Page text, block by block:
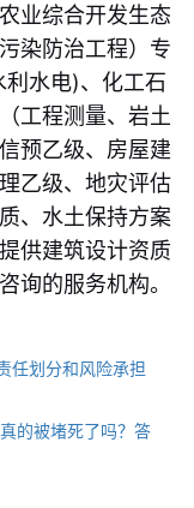
业综合开发生态
染防治工程）专
水电)、化工石
工程测量、岩土
预乙级、房屋建
乙级、地灾评估
、水土保持方案
供建筑设计资质
询的服务机构。
任划分和风险承担
的被堵死了吗？答